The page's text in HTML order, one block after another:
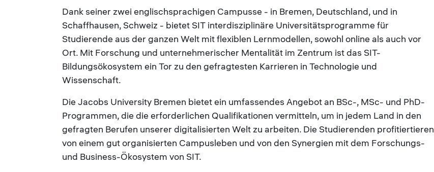
Dank seiner zwei englischsprachigen Campusse - in Bremen, Deutschland, und in
Schaffhausen, Schweiz - bietet SIT interdisziplinäre Universitätsprogramme für
Studierende aus der ganzen Welt mit flexiblen Lernmodellen, sowohl online als auch vor
Ort. Mit Forschung und unternehmerischer Mentalität im Zentrum ist das SIT-
Bildungsökosystem ein Tor zu den gefragtesten Karrieren in Technologie und
Wissenschaft.
Die Jacobs University Bremen bietet ein umfassendes Angebot an BSc-, MSc- und PhD-
Programmen, die die erforderlichen Qualifikationen vermitteln, um in jedem Land in den
gefragten Berufen unserer digitalisierten Welt zu arbeiten. Die Studierenden profitiertieren
von einem gut organisierten Campusleben und von den Synergien mit dem Forschungs-
und Business-Ökosystem von SIT.